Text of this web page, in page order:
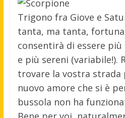
Trigono fra Giove e
tanta, ma tanta,
consentirà di essere
e più sereni (variabile!).
trovare la vostra strada
nuovo amore che si è
bussola non ha